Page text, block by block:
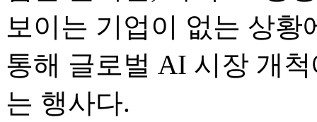
보이는 기업이 없는 상황
통해 글로벌 AI 시장 개
는 행사다.